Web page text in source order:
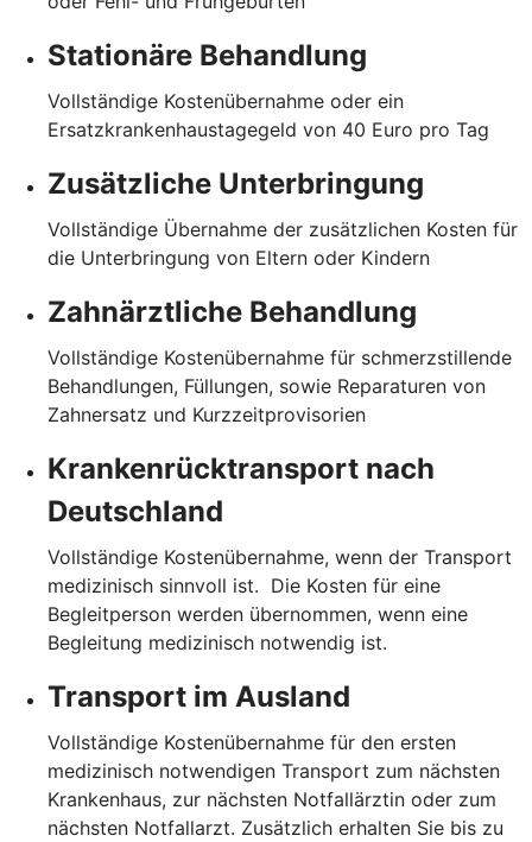
Stationäre Behandlung
Vollständige Kostenübernahme oder ein
Ersatzkrankenhaustagegeld von 40 Euro pro Tag
Zusätzliche Unterbringung
Vollständige Übernahme der zusätzlichen Kosten für
die Unterbringung von Eltern oder Kindern
Zahnärztliche Behandlung
Vollständige Kostenübernahme für schmerzstillende
Behandlungen, Füllungen, sowie Reparaturen von
Zahnersatz und Kurzzeitprovisorien
Krankenrücktransport nach
Deutschland
Vollständige Kostenübernahme, wenn der Transport
medizinisch sinnvoll ist. Die Kosten für eine
Begleitperson werden übernommen, wenn eine
Begleitung medizinisch notwendig ist.
Transport im Ausland
Vollständige Kostenübernahme für den ersten
medizinisch notwendigen Transport zum nächsten
Krankenhaus, zur nächsten Notfallärztin oder zum
nächsten Notfallarzt. Zusätzlich erhalten Sie bis zu